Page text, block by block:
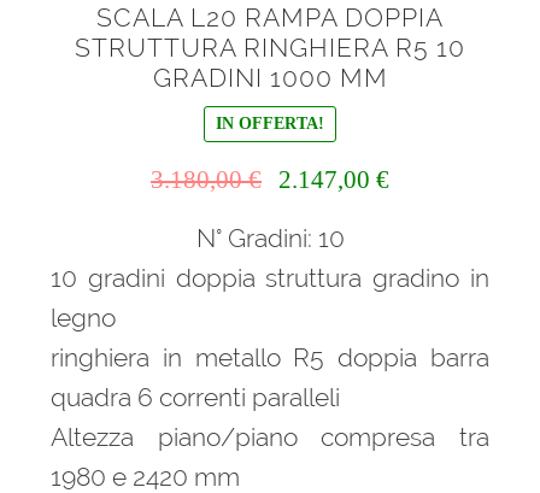
SCALA L20 RAMPA DOPPIA
STRUTTURA RINGHIERA R5 10
GRADINI 1000 MM
IN OFFERTA!
3.180,00€
originale
3.180,00 €.
2.147,00 €Il
2.147,00 €.
N° Gradini: 10
10 gradini doppia struttura gradino in
legno
ringhiera in metallo R5 doppia barra
quadra 6 correnti paralleli
Altezza piano/piano compresa tra
1980 e 2420 mm